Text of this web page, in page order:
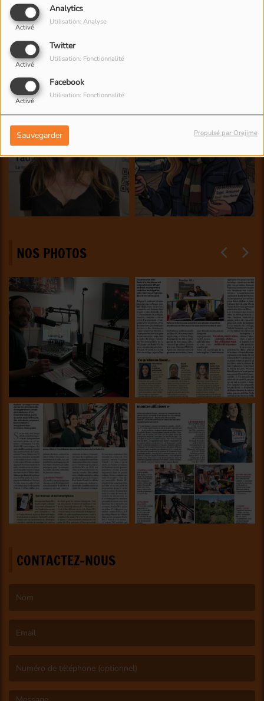
Analytics
Activé
Utilisation: Analyse
Twitter
Activé
Utilisation: Fonctionnalité
Facebook
Activé
Utilisation: Fonctionnalité
Sauvegarder Propulsé par Orejime
NOS PHOTOS
CONTACTEZ-NOUS